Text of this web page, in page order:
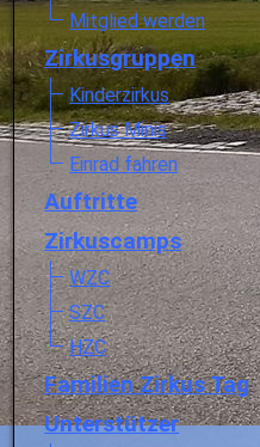
Mitglied werden
Zirkusgruppen
Kinderzirkus
Zirkus Minis
Einrad fahren
Auftritte
Zirkuscamps
WZC
SZC
HZC
Familien Zirkus Tag
Unterstützer